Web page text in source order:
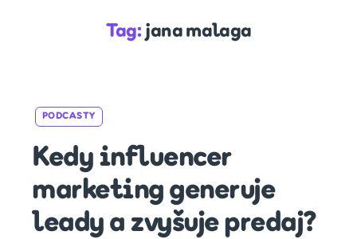
Tag: jana malaga
PODCASTY
Kedy influencer
marketing generuje
leady a zvyšuje predaj?